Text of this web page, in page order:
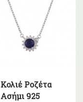
Κολιέ Ροζέτα
Ασήμι 925